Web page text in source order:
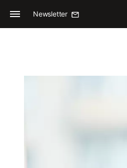
Newsletter